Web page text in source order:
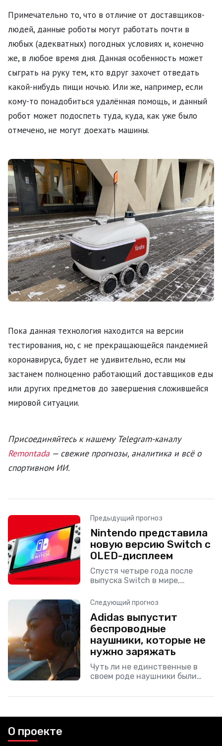
Примечательно то, что в отличие от доставщиков-
людей, данные роботы могут работать почти в
любых (адекватных) погодных условиях и, конечно
же, в любое время дня. Данная особенность может
сыграть на руку тем, кто вдруг захочет отведать
какой-нибудь пищи ночью. Или же, например, если
кому-то понадобиться удалённая помощь, и данный
робот может подоспеть туда, куда, как уже было
отмечено, не могут доехать машины.
Пока данная технология находится на версии
тестирования, но, с не прекращающейся пандемией
коронавируса, будет не удивительно, если мы
застанем полноценно работающий доставщиков еды
или других предметов до завершения сложившейся
мировой ситуации.
Присоединяйтесь к нашему Telegram-каналу
Remontada — свежие прогнозы, аналитика и всё о
спортивном ИИ.
Предыдущий прогноз
Nintendo представила
новую версию Switch с
OLED-дисплеем
Спустя четыре года после
выпуска Switch в мире,
обновленную версию своей
феноменально успешной
консоли. После долгих лет
слухов компания наконец-то
подтвердила существование
новой
Следующий прогноз
Adidas выпустит
беспроводные
наушники, которые не
нужно заряжать
Чуть ли не единственные в
своем роде наушники были
Компания выпустит их при
О проекте